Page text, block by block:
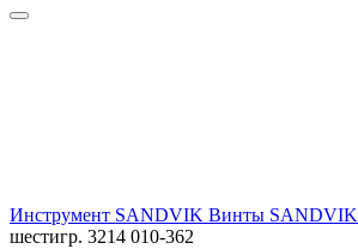
Инструмент SANDVIK Винты SANDVIK
шестигр. 3214 010-362